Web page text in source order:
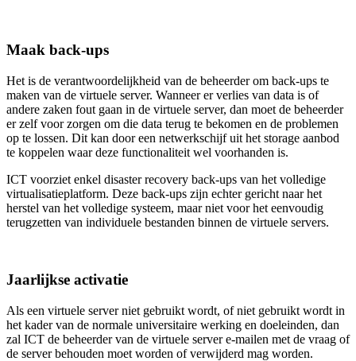
Maak back-ups
Het is de verantwoordelijkheid van de beheerder om back-ups te
maken van de virtuele server. Wanneer er verlies van data is of
andere zaken fout gaan in de virtuele server, dan moet de beheerder
er zelf voor zorgen om die data terug te bekomen en de problemen
op te lossen. Dit kan door een netwerkschijf uit het storage aanbod
te koppelen waar deze functionaliteit wel voorhanden is.
ICT voorziet enkel disaster recovery back-ups van het volledige
virtualisatieplatform. Deze back-ups zijn echter gericht naar het
herstel van het volledige systeem, maar niet voor het eenvoudig
terugzetten van individuele bestanden binnen de virtuele servers.
Jaarlijkse activatie
Als een virtuele server niet gebruikt wordt, of niet gebruikt wordt in
het kader van de normale universitaire werking en doeleinden, dan
zal ICT de beheerder van de virtuele server e-mailen met de vraag of
de server behouden moet worden of verwijderd mag worden.